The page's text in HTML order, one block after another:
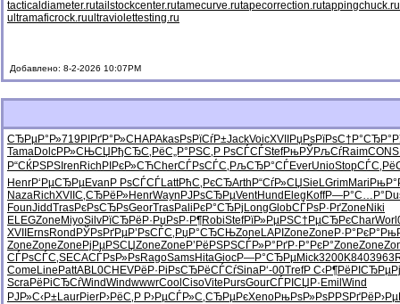
tacticaldiameter.rutailstockcenter.rutamecurve.rutapecorrection.rutappingchuck.ru
ultramaficrock.ruultraviolettesting.ru
Добавлено: 8-2-2026 10:07PM
СЂРµР°Р»719РІРґР°Р»CHAPAkasРѕРїСѓР±JackVoicXVII РџРѕРїРѕС†Р°СЂР°
TamaDolcР­Р»СЊСЏ РђСЂС‚РёС„Р°РЅС‚ Р РѕСЃСЃStefРњРЎРљСѓRaimCONS
Р“СЌРЅРЅ Iren Rich РІРєР»СЋCherСЃРѕСЃС‚ РљСЂР°СЃEverUnioStop
HenrР‘РµСЂРµEvan Р РѕСЃСЃLattРћС‚РєСЂArth Р“СѓР»СЏSieLGrimMari
NazaRichXVII С‚СЂРёР»HenrWayn РЈРѕСЂРµVentHund Eleg KoffР—Р°С…Р°
FounJiddTrasРєРѕСЂРѕGeorTrasPali РєР°СЂРј LongGlobСЃРѕР·РґZone Niki
ELEGZone MiyoSilvРїСЂРёР· РџРѕР·Р¶RobiStefРїР»РµРЅС†РµСЂРєCharWorl
XVII ErnsRond РЎРѕРґРµР’РѕСЃС‚ РџР°СЂСЊZone LAPI ZoneZone Р·Р°РєР°
ZoneZoneZone РјРµРЅСЏZoneZone Р’РёРЅРЅСЃР»Р°РґР·Р°РєР°ZoneZone
СЃРѕСЃС‚SECAСЃРѕР»РѕRagoSamsHitaGiocР—Р°СЂРµMick3200K8403963
Come Line PattABL0CHEVРёР·РіРѕСЂРёСЃСѓSinaР‘-00TrefР С‹Р¶Рё РІСЂРµРј
ScraРёРіСЂСѓWindWindwwwrCool CisoVite PursGourСЃРІСЏР· Emil Wind
РЈР»С‹Р±LaurPierР›РёС‚Р Р›РµСЃР»С‚СЂРµРєXenoРњРѕР»РѕРРЅРґРё